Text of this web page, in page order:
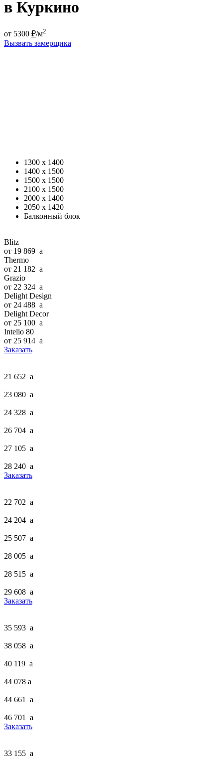
в Куркино
от 5300 ₽/м2
Вызвать замерщика
1300 x 1400
1400 x 1500
1500 x 1500
2100 x 1500
2000 x 1400
2050 x 1420
Балконный блок
Blitz
от 19 869 a
Thermo
от 21 182 a
Grazio
от 22 324 a
Delight Design
от 24 488 a
Delight Decor
от 25 100 a
Intelio 80
от 25 914 a
Заказать
21 652 a
23 080 a
24 328 a
26 704 a
27 105 a
28 240 a
Заказать
22 702 a
24 204 a
25 507 a
28 005 a
28 515 a
29 608 a
Заказать
35 593 a
38 058 a
40 119 a
44 078 a
44 661 a
46 701 a
Заказать
33 155 a